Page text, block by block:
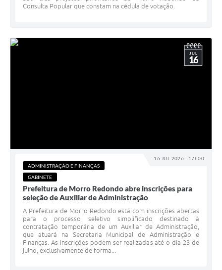
Consulta Popular que constam na cédula de votação.
16 JUL 2026 - 17h00
JUL
16
ADMINISTRAÇÃO E FINANÇAS
GABINETE
Prefeitura de Morro Redondo abre inscrições para
seleção de Auxiliar de Administração
A Prefeitura de Morro Redondo está com inscrições abertas
para o processo seletivo simplificado destinado à
contratação temporária de um Auxiliar de Administração,
que atuará na Secretaria Municipal de Administração e
Finanças. As inscrições podem ser realizadas até o dia 23 de
julho, exclusivamente de forma...